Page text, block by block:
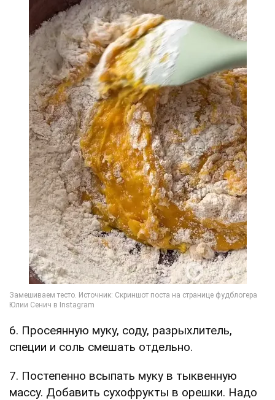
6. Просеянную муку, соду, разрыхлитель,
специи и соль смешать отдельно.
7. Постепенно всыпать муку в тыквенную
массу. Добавить сухофрукты в орешки. Надо